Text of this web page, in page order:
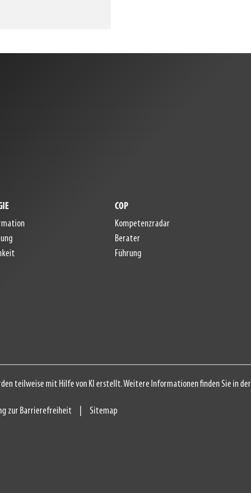
COP
Kompetenzradar
Berater
Führung
teilweise mit Hilfe von KI erstellt. Weitere Informationen finden Sie in der
zur Barrierefreiheit Sitemap